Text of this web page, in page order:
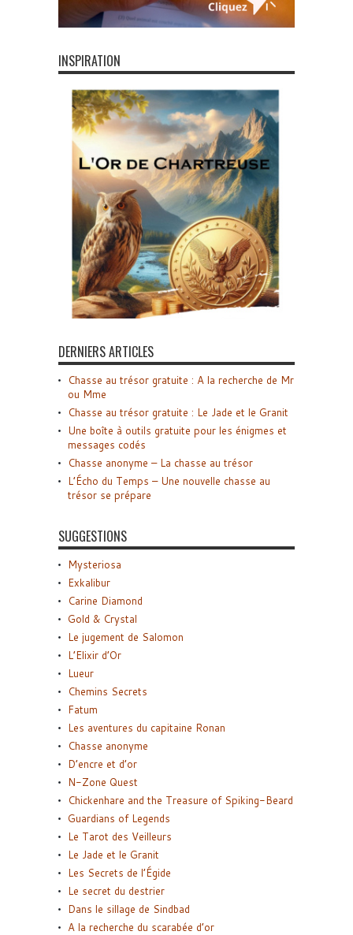
INSPIRATION
DERNIERS ARTICLES
Chasse au trésor gratuite : A la recherche de Mr
ou Mme
Chasse au trésor gratuite : Le Jade et le Granit
Une boîte à outils gratuite pour les énigmes et
messages codés
Chasse anonyme – La chasse au trésor
L’Écho du Temps – Une nouvelle chasse au
trésor se prépare
SUGGESTIONS
Mysteriosa
Exkalibur
Carine Diamond
Gold & Crystal
Le jugement de Salomon
L’Elixir d’Or
Lueur
Chemins Secrets
Fatum
Les aventures du capitaine Ronan
Chasse anonyme
D’encre et d’or
N-Zone Quest
Chickenhare and the Treasure of Spiking-Beard
Guardians of Legends
Le Tarot des Veilleurs
Le Jade et le Granit
Les Secrets de l’Égide
Le secret du destrier
Dans le sillage de Sindbad
A la recherche du scarabée d’or